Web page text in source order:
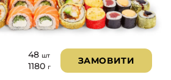
48 шт
1180 г
ЗАМОВИТИ